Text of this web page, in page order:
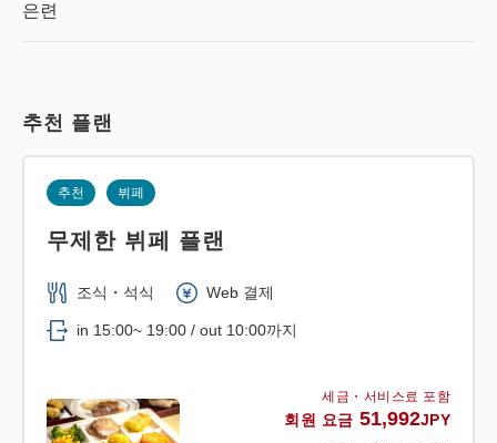
은련
추천 플랜
세금・서비스료 포함
회원 요금 51,992JPY
추천 뷔페
무제한 뷔페 플랜
조식・석식 Web 결제
in 15:00~ 19:00 / out 10:00까지